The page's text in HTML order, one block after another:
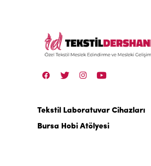
Tekstil Laboratuvar Cihazları
Bursa Hobi Atölyesi